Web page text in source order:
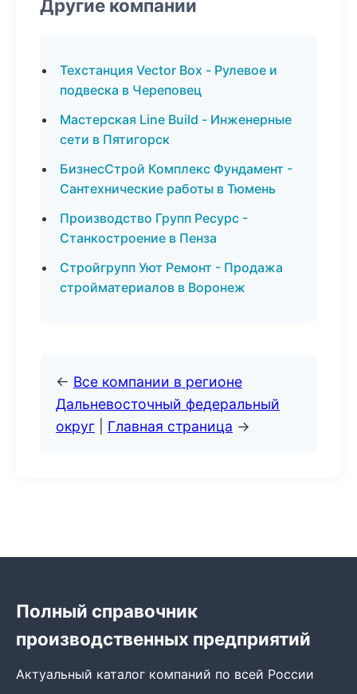
Другие компании
Техстанция Vector Box - Рулевое и
подвеска в Череповец
Мастерская Line Build - Инженерные
сети в Пятигорск
БизнесСтрой Комплекс Фундамент -
Сантехнические работы в Тюмень
Производство Групп Ресурс -
Станкостроение в Пенза
Стройгрупп Уют Ремонт - Продажа
стройматериалов в Воронеж
← Все компании в регионе
Дальневосточный федеральный
округ
Главная страница →
Полный справочник
производственных предприятий
Актуальный каталог компаний по всей России